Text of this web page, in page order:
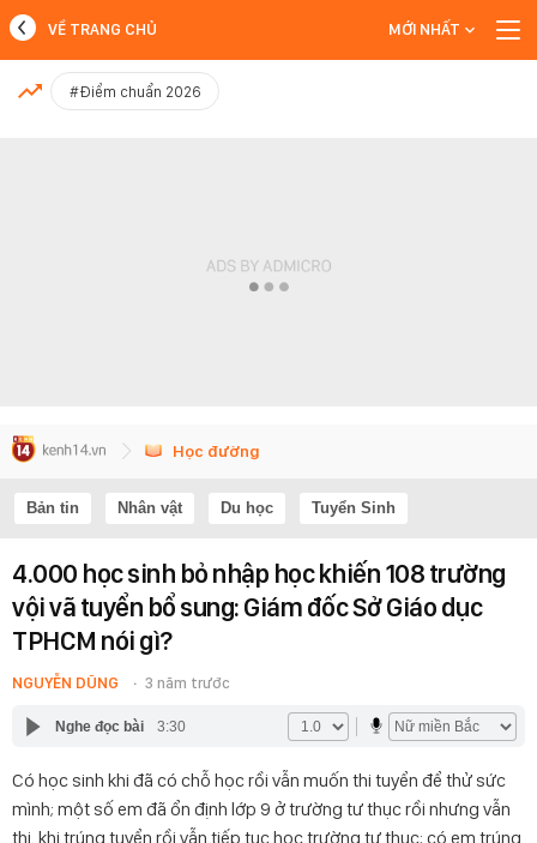
MỚI NHẤT
VỀ TRANG CHỦ MỚI NHẤT
#Điểm chuẩn 2026
Học đường
Bản tin Nhân vật Du học Tuyển Sinh
4.000 học sinh bỏ nhập học khiến 108 trường
vội vã tuyển bổ sung: Giám đốc Sở Giáo dục
TPHCM nói gì?
NGUYỄN DŨNG 3 năm trước
Nghe đọc bài 3:30
Có học sinh khi đã có chỗ học rồi vẫn muốn thi tuyển để thử sức
mình; một số em đã ổn định lớp 9 ở trường tư thục rồi nhưng vẫn
thi, khi trúng tuyển rồi vẫn tiếp tục học trường tư thục; có em trúng